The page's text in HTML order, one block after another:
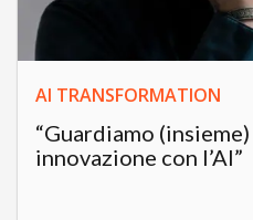
AI TRANSFORMATION
“Guardiamo
innovazione con l’AI”